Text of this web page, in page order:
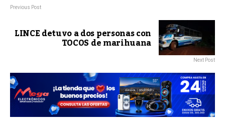
Previous Post
LINCE detuvo a dos personas con
TOCOS de marihuana
Next Post